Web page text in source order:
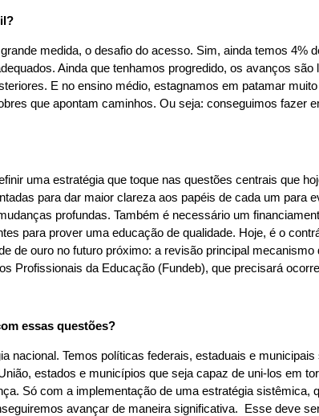
medida, o desafio do acesso. Sim, ainda temos
Ainda que tenhamos progredido, os avanços
E no ensino médio, estagnamos em patamar
que apontam caminhos. Ou seja: conseguimos
uma estratégia que toque nas questões centrais que
para dar maior clareza aos papéis de cada um para
profundas. Também é necessário um
para prover uma educação de qualidade. Hoje, é o
de ouro no futuro próximo: a revisão principal
Profissionais da Educação (Fundeb), que precisará
essas questões?
nacional. Temos políticas federais, estaduais e
estados e municípios que seja capaz de uni-los em
Só com a implementação de uma estratégia
avançar de maneira significativa. Esse deve